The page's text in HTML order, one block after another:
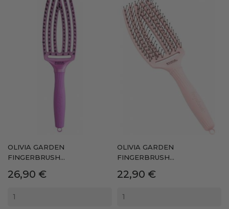
OLIVIA GARDEN
FINGERBRUSH...
Precio
26,90 €
OLIVIA GARDEN
FINGERBRUSH...
Precio
22,90 €